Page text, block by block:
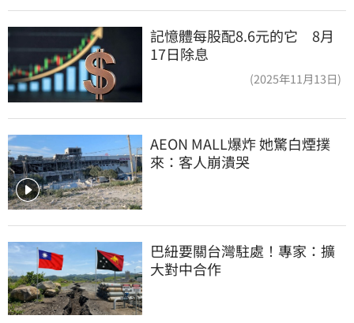
記憶體每股配8.6元的它 8月
17日除息
(2025年11月13日)
AEON MALL爆炸 她驚白煙撲
來：客人崩潰哭
巴紐要關台灣駐處！專家：擴
大對中合作